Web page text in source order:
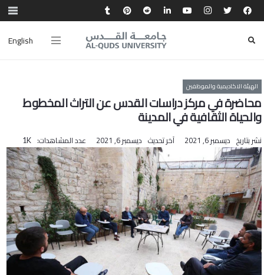
English
الهيئة الاكاديمية والموظفين
محاضرة في مركز دراسات القدس عن التراث المخطوط
والحياة الثقافية في المدينة
نشر بتاريخ ديسمبر 6, 2021 آخر تحديث ديسمبر 6, 2021 عدد المشاهدات: 1K